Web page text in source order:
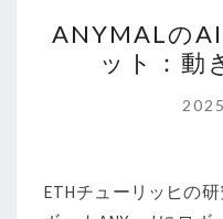
ANYMALの
ット：動
ETHチューリッヒの